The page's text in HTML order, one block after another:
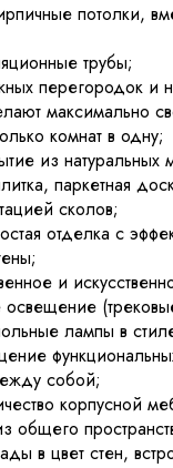
потолки,
трубы;
перегородок и
максимально
комнат в одну;
из натуральных
паркетная
сколов;
отделка с
и
освещение
лампы в
собой;
корпусной
общего
в цвет стен,